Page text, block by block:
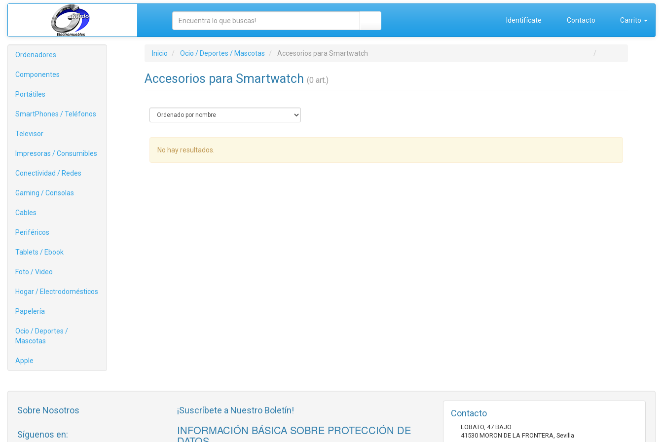
Identifícate Contacto Carrito
Ordenadores
Componentes
Portátiles
SmartPhones / Teléfonos
Televisor
Impresoras / Consumibles
Conectividad / Redes
Gaming / Consolas
Cables
Periféricos
Tablets / Ebook
Foto / Video
Hogar / Electrodomésticos
Papelería
Ocio / Deportes /
Mascotas
Apple
Inicio Ocio / Deportes / Mascotas Accesorios para Smartwatch
Accesorios para Smartwatch (0 art.)
No hay resultados.
Sobre Nosotros
Síguenos en:
¡Suscríbete a Nuestro Boletín!
INFORMACIÓN BÁSICA SOBRE PROTECCIÓN DE
Contacto
LOBATO, 47 BAJO
41530 MORON DE LA FRONTERA, Sevilla